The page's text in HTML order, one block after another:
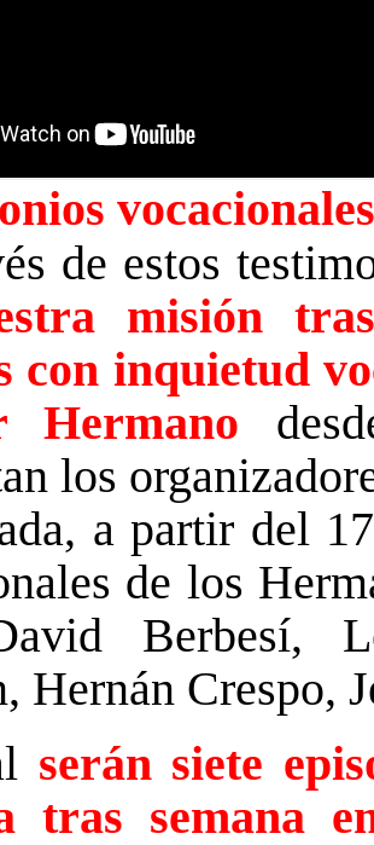
vocacionales
de estos
misión
con inquietud
Hermano
los
a partir del
de los
Berbesí,
Hernán Crespo,
serán siete
tras semana